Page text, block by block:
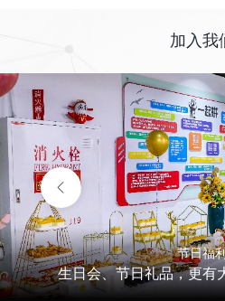
加入我
节日福
生日会、节日礼品，更有